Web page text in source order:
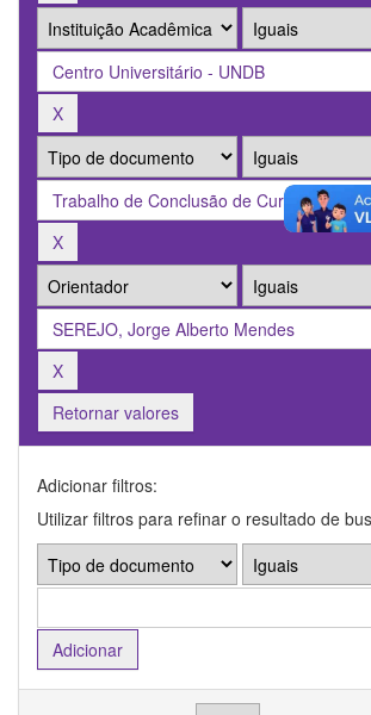
Retornar valores
Adicionar filtros:
Utilizar filtros para refinar o resultado de